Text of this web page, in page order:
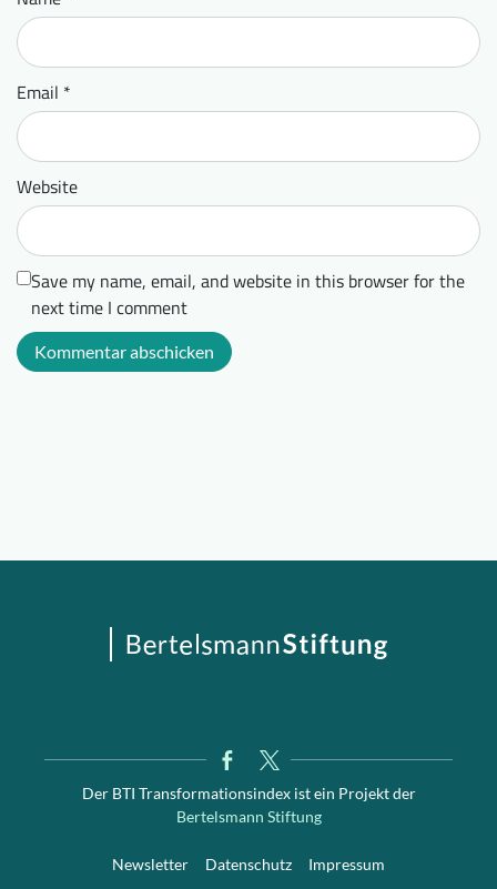
Email *
Website
Save my name, email, and website in this browser for the
next time I comment
Der BTI Transformationsindex ist ein Projekt der
Bertelsmann Stiftung
Newsletter Datenschutz Impressum